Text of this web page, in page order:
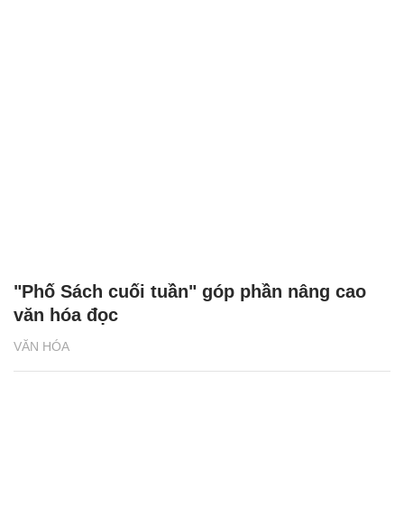
VĂN HÓA
"Phố Sách cuối tuần" góp phần nâng cao
văn hóa đọc